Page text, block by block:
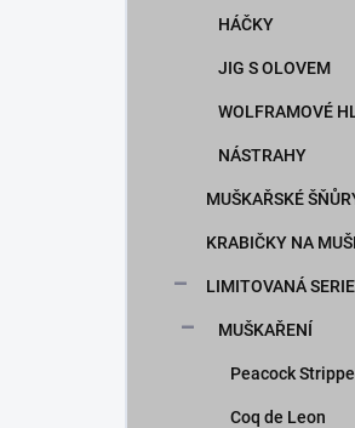
HÁČKY
JIG S OLOVEM
WOLFRAMOVÉ
NÁSTRAHY
MUŠKAŘSKÉ
KRABIČKY NA
LIMITOVANÁ SERIE
MUŠKAŘENÍ
Peacock
Coq de Leon